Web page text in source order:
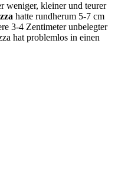
weniger, kleiner und teurer
hatte rundherum 5-7 cm
3-4 Zentimeter unbelegter
hat problemlos in einen